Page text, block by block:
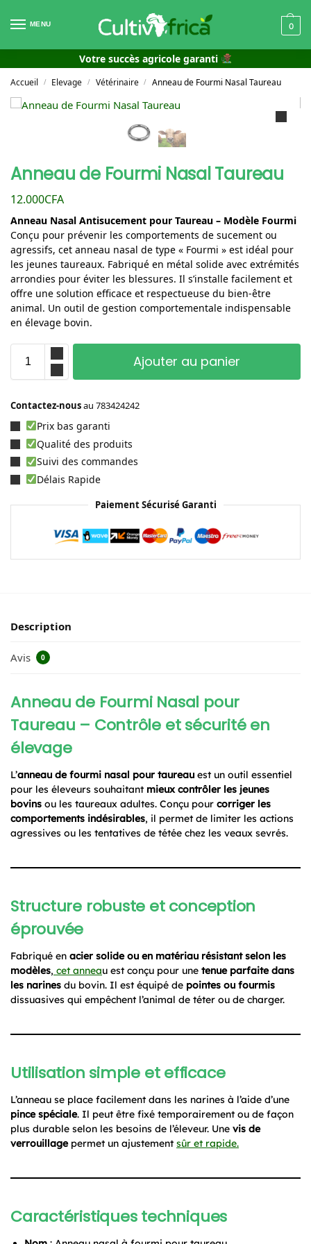
MENU 0
Votre succès agricole garanti
Accueil / Elevage / Vétérinaire / Anneau de Fourmi Nasal Taureau
Anneau de Fourmi Nasal Taureau
12.000CFA
Anneau Nasal Antisucement pour Taureau – Modèle Fourmi
Conçu pour prévenir les comportements de sucement ou
agressifs, cet anneau nasal de type « Fourmi » est idéal pour
les jeunes taureaux. Fabriqué en métal solide avec extrémités
arrondies pour éviter les blessures. Il s’installe facilement et
offre une solution efficace et respectueuse du bien-être
animal. Un outil de gestion comportementale indispensable
en élevage bovin.
Ajouter au panier
Contactez-nousau 783424242
Prix bas garanti
Qualité des produits
Suivi des commandes
Délais Rapide
Paiement Sécurisé Garanti
Description
Avis 0
Anneau de Fourmi Nasal pour
Taureau – Contrôle et sécurité en
élevage
L’anneau de fourmi nasal pour taureau est un outil essentiel
pour les éleveurs souhaitant mieux contrôler les jeunes
bovins ou les taureaux adultes. Conçu pour corriger les
comportements indésirables, il permet de limiter les actions
agressives ou les tentatives de tétée chez les veaux sevrés.
Structure robuste et conception
éprouvée
Fabriqué en acier solide ou en matériau résistant selon les
modèles, cet anneau est conçu pour une tenue parfaite dans
les narines du bovin. Il est équipé de pointes ou fourmis
dissuasives qui empêchent l’animal de téter ou de charger.
Utilisation simple et efficace
L’anneau se place facilement dans les narines à l’aide d’une
pince spéciale. Il peut être fixé temporairement ou de façon
plus durable selon les besoins de l’éleveur. Une vis de
verrouillagepermet un ajustement sûr et rapide.
Caractéristiques techniques